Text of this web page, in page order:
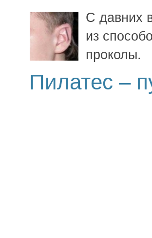
С давних
из
проколы.
Пилатес –